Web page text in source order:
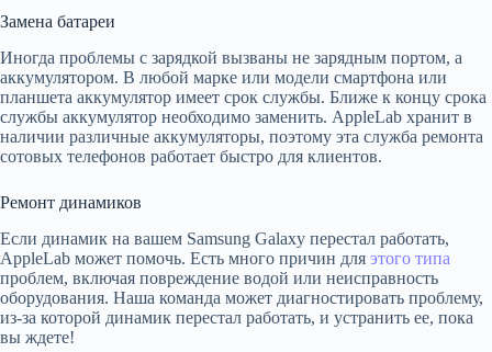
Замена батареи
Иногда проблемы с зарядкой вызваны не зарядным портом, а
аккумулятором. В любой марке или модели смартфона или
планшета аккумулятор имеет срок службы. Ближе к концу срока
службы аккумулятор необходимо заменить. AppleLab хранит в
наличии различные аккумуляторы, поэтому эта служба ремонта
сотовых телефонов работает быстро для клиентов.
Ремонт динамиков
Если динамик на вашем Samsung Galaxy перестал работать,
AppleLab может помочь. Есть много причин для этого типа
проблем, включая повреждение водой или неисправность
оборудования. Наша команда может диагностировать проблему,
из-за которой динамик перестал работать, и устранить ее, пока
вы ждете!